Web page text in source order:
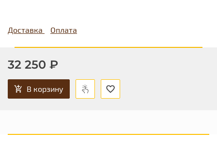
Доставка Оплата
32 250 ₽
В корзину